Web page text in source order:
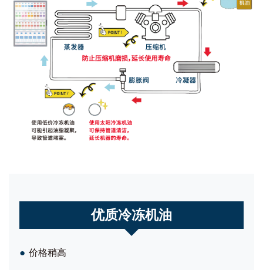
优质冷冻机油
● 价格稍高